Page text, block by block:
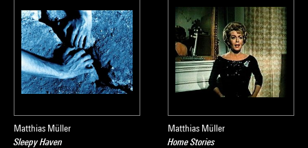
Matthias Müller
Sleepy Haven
Matthias Müller
Home Stories